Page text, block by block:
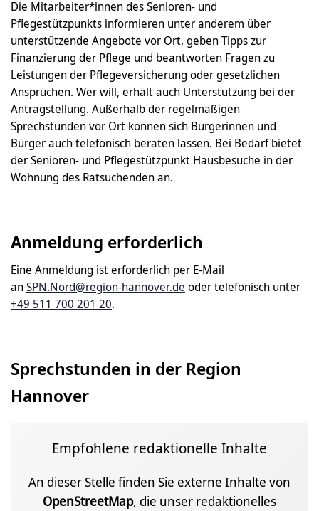
Die Mitarbeiter*innen des Senioren- und
Pflegestützpunkts informieren unter anderem über
unterstützende Angebote vor Ort, geben Tipps zur
Finanzierung der Pflege und beantworten Fragen zu
Leistungen der Pflegeversicherung oder gesetzlichen
Ansprüchen. Wer will, erhält auch Unterstützung bei der
Antragstellung. Außerhalb der regelmäßigen
Sprechstunden vor Ort können sich Bürgerinnen und
Bürger auch telefonisch beraten lassen. Bei Bedarf bietet
der Senioren- und Pflegestützpunkt Hausbesuche in der
Wohnung des Ratsuchenden an.
Anmeldung erforderlich
Eine Anmeldung ist erforderlich per E-Mail
anSPN.Nord@region-hannover.de oder telefonisch unter
+49 511 700 201 20.
Sprechstunden in der Region
Hannover
Empfohlene redaktionelle Inhalte
An dieser Stelle finden Sie externe Inhalte von
OpenStreetMap, die unser redaktionelles